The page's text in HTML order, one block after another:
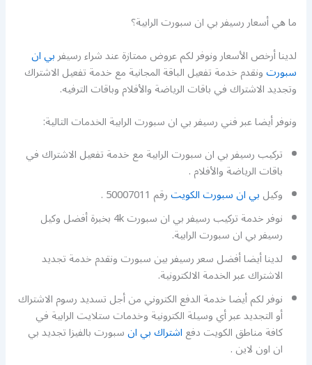
ما هي أسعار رسيفر بي ان سبورت الرابية؟
لدينا أرخص الأسعار ونوفر لكم عروض ممتازة عند شراء رسيفربي ان
سبورتونقدم خدمة تفعيل الباقة المجانية مع خدمة تفعيل الاشتراك
وتجديد الاشتراك في باقات الرياضة والأفلام وباقات الترفيه.
ونوفر أيضا عبر فني رسيفر بي ان سبورت الرابية الخدمات التالية:
تركيب رسيفر بي ان سبورت الرابية مع خدمة تفعيل الاشتراك في
باقات الرياضة والأفلام .
وكيلبي ان سبورت الكويترقم 50007011 .
نوفر خدمة تركيب رسيفر بي ان سبورت 4k بخبرة أفضل وكيل
رسيفر بي ان سبورت الرابية.
لدينا أيضا أفضل سعر رسيفر بين سبورت ونقدم خدمة تجديد
الاشتراك عبر الخدمة الالكترونية.
نوفر لكم أيضا خدمة الدفع الكتروني من أجل تسديد رسوم الاشتراك
أو التجديد عبر أي وسيلة الكترونية وخدمات ستلايت الرابية في
كافة مناطق الكويت دفعاشتراك بي انسبورت بالفيزا تجديد بي
ان اون لاين .